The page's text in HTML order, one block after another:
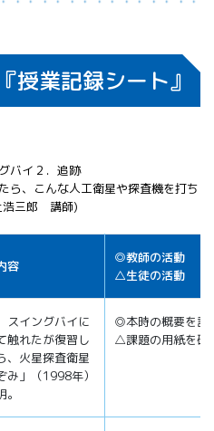
『授業記録シート』
バイ２．追跡
ら、こんな人工衛星や探査機を打ち
浩三郎 講師)
容
◎教師の活動
△生徒の活動
スイングバイに
触れたが復習し
、火星探査衛星
み」（1998年）
◎本時の概要を説
△課題の用紙を確